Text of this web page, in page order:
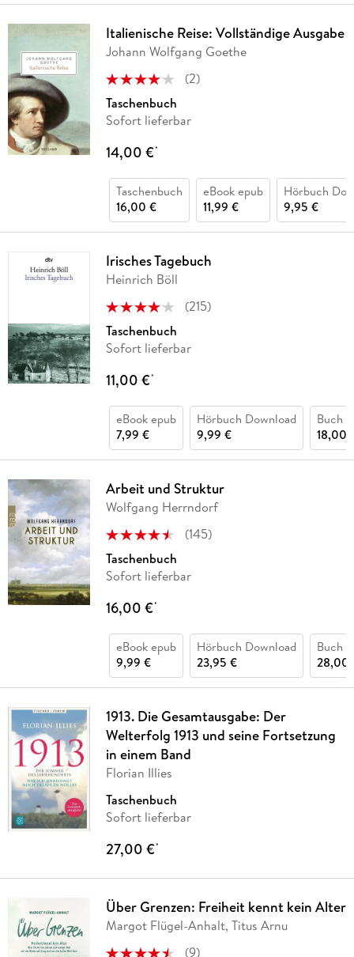
Italienische Reise: Vollständige Ausgabe
Johann Wolfgang Goethe
(2)
Taschenbuch
Sofort lieferbar
14,00 €*
Taschenbuch
16,00 €
eBook epub
11,99 €
Hörbuch
9,95 €
Irisches Tagebuch
Heinrich Böll
(215)
Taschenbuch
Sofort lieferbar
11,00 €*
eBook epub
7,99 €
Hörbuch Download
9,99 €
Buch
18,00
Arbeit und Struktur
Wolfgang Herrndorf
(145)
Taschenbuch
Sofort lieferbar
16,00 €*
eBook epub
9,99 €
Hörbuch Download
23,95 €
Buch
28,00
1913. Die Gesamtausgabe: Der
Welterfolg 1913 und seine Fortsetzung
in einem Band
Florian Illies
Taschenbuch
Sofort lieferbar
27,00 €*
Über Grenzen: Freiheit kennt kein Alter
Margot Flügel-Anhalt, Titus Arnu
(9)